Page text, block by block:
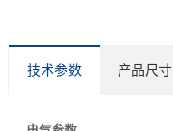
技术参数 产品尺寸